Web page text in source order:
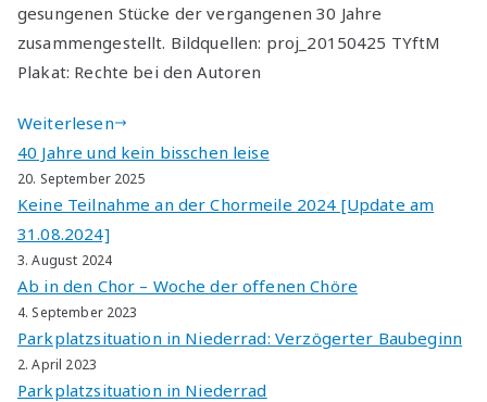
gesungenen Stücke der vergangenen 30 Jahre
zusammengestellt. Bildquellen: proj_20150425 TYftM
Plakat: Rechte bei den Autoren
Weiterlesen
40 Jahre und kein bisschen leise
20. September 2025
Keine Teilnahme an der Chormeile 2024 [Update am
31.08.2024]
3. August 2024
Ab in den Chor – Woche der offenen Chöre
4. September 2023
Parkplatzsituation in Niederrad: Verzögerter Baubeginn
2. April 2023
Parkplatzsituation in Niederrad